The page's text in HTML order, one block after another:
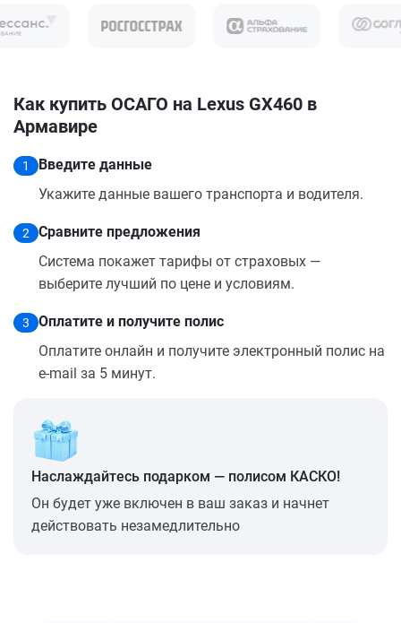
Как купить ОСАГО на Lexus GX460 в
Армавире
1
Введите данные
Укажите данные вашего транспорта и водителя.
2
Сравните предложения
Система покажет тарифы от страховых —
выберите лучший по цене и условиям.
3
Оплатите и получите полис
Оплатите онлайн и получите электронный полис на
e-mail за 5 минут.
Наслаждайтесь подарком — полисом КАСКО!
Он будет уже включен в ваш заказ и начнет
действовать незамедлительно